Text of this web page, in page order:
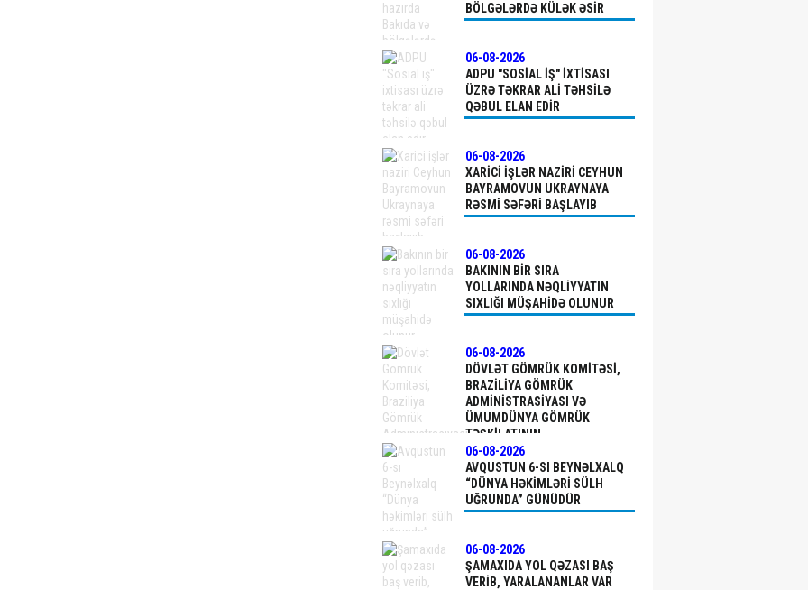
BÖLGƏLƏRDƏ KÜLƏK ƏSIR
06-08-2026
ADPU "SOSIAL IŞ" IXTISASI
ÜZRƏ TƏKRAR ALI TƏHSILƏ
QƏBUL ELAN EDIR
06-08-2026
XARICI IŞLƏR NAZIRI CEYHUN
BAYRAMOVUN UKRAYNAYA
RƏSMI SƏFƏRI BAŞLAYIB
06-08-2026
BAKININ BIR SIRA
YOLLARINDA NƏQLIYYATIN
SIXLIĞI MÜŞAHIDƏ OLUNUR
06-08-2026
DÖVLƏT GÖMRÜK KOMITƏSI,
BRAZILIYA GÖMRÜK
ADMINISTRASIYASI VƏ
ÜMUMDÜNYA GÖMRÜK
TƏŞKILATININ
NÜMAYƏNDƏLƏRI “FOOD CITY
AGROCOMPLEX”DƏ OLUB
06-08-2026
AVQUSTUN 6-SI BEYNƏLXALQ
“DÜNYA HƏKIMLƏRI SÜLH
UĞRUNDA” GÜNÜDÜR
06-08-2026
ŞAMAXIDA YOL QƏZASI BAŞ
VERIB, YARALANANLAR VAR